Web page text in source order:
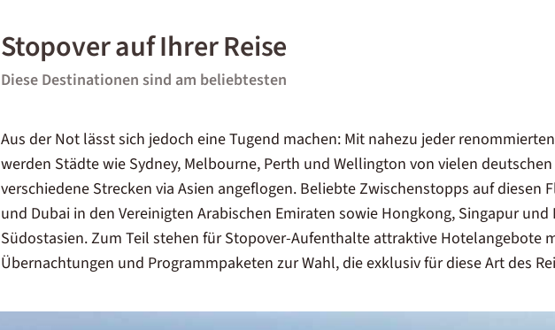
Stopover auf Ihrer Reise
Diese Destinationen sind am beliebtesten
Aus der Not lässt sich jedoch eine Tugend machen: Mit nahezu jeder
werden Städte wie Sydney, Melbourne, Perth und Wellington von vielen
verschiedene Strecken via Asien angeflogen. Beliebte Zwischenstopps auf diesen
und Dubai in den Vereinigten Arabischen Emiraten sowie Hongkong, Singapur und
Südostasien. Zum Teil stehen für Stopover-Aufenthalte attraktive Hotelangebote
Übernachtungen und Programmpaketen zur Wahl, die exklusiv für diese Art des